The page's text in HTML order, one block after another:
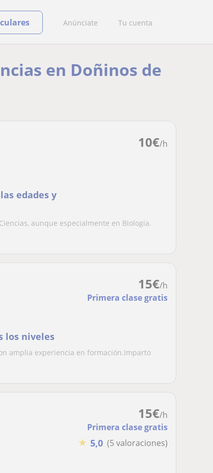
Anúnciate Tu cuenta
en Doñinos de
10€/h
edades y
aunque especialmente en Biología.
15€/h
Primera clase gratis
los niveles
amplia experiencia en formación.Imparto
15€/h
Primera clase gratis
★ 5,0 (5 valoraciones)